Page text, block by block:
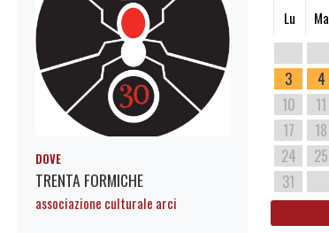
DOVE
TRENTA FORMICHE
associazione culturale arci
Lu Ma
3
4
10
11
17
18
24
25
31